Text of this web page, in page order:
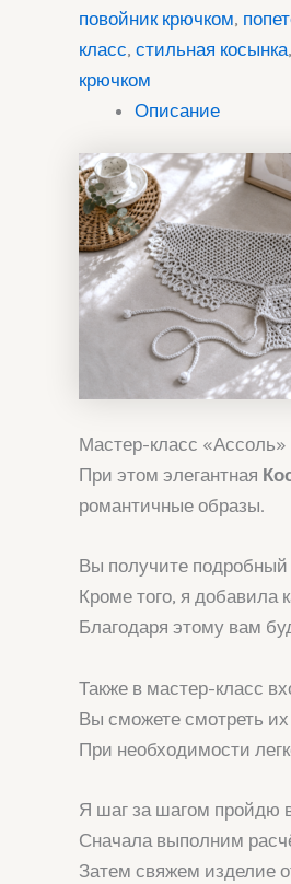
повойник крючком,
класс, стильная косынка,
крючком
Описание
Мастер-класс «Ассоль»
При этом элегантная
романтичные образы.
Вы получите подробный
Кроме того, я добавила
Благодаря этому вам
Также в мастер-класс
Вы сможете смотреть
При необходимости
Я шаг за шагом пройдю
Сначала выполним
Затем свяжем изделие